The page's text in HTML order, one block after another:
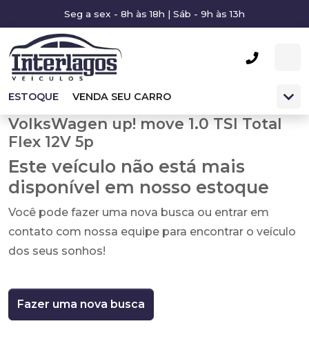
Seg a sex - 8h às 18h | Sáb - 9h às 13h
ESTOQUE VENDA SEU CARRO
VolksWagen up! move 1.0 TSI Total
Flex 12V 5p
Este veículo não está mais
disponível em nosso estoque
Você pode fazer uma nova busca ou entrar em
contato com nossa equipe para encontrar o veículo
dos seus sonhos!
Fazer uma nova busca